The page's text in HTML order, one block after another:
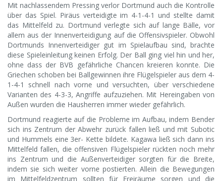
Mit nachlassendem Pressing verlor Dortmund auch die Kontrolle
über das Spiel. Piräus verteidigte im 4-1-4-1 und stellte damit
das Mittelfeld zu. Dortmund verlegte sich auf lange Bälle, vor
allem aus der Innenverteidigung auf die Offensivspieler. Obwohl
Dortmunds Innenverteidiger gut im Spielaufbau sind, brachte
diese Spieleinleitung keinen Erfolg. Der Ball ging viel hin und her,
ohne dass der BVB gefährliche Chancen kreieren konnte. Die
Griechen schoben bei Ballgewinnen ihre Flügelspieler aus dem 4-
1-4-1 schnell nach vorne und versuchten, über verschiedene
Varianten des 4-3-3, Angriffe aufzuziehen. Mit Hereingaben von
Außen wurden die Hausherren immer wieder gefährlich.
Dortmund reagierte auf die Probleme im Aufbau, indem Bender
sich ins Zentrum der Abwehr zurück fallen ließ und mit Subotic
und Hummels eine 3er- Kette bildete. Kagawa ließ sich dann ins
Mittelfeld fallen, die offensiven Flügelspieler rückten noch mehr
ins Zentrum und die Außenverteidiger sorgten für die Breite,
indem sie sich weiter vorne postierten. Allein die Bewegungen
im Mittelfeldzentrum sollten für Freiräume sorgen und die